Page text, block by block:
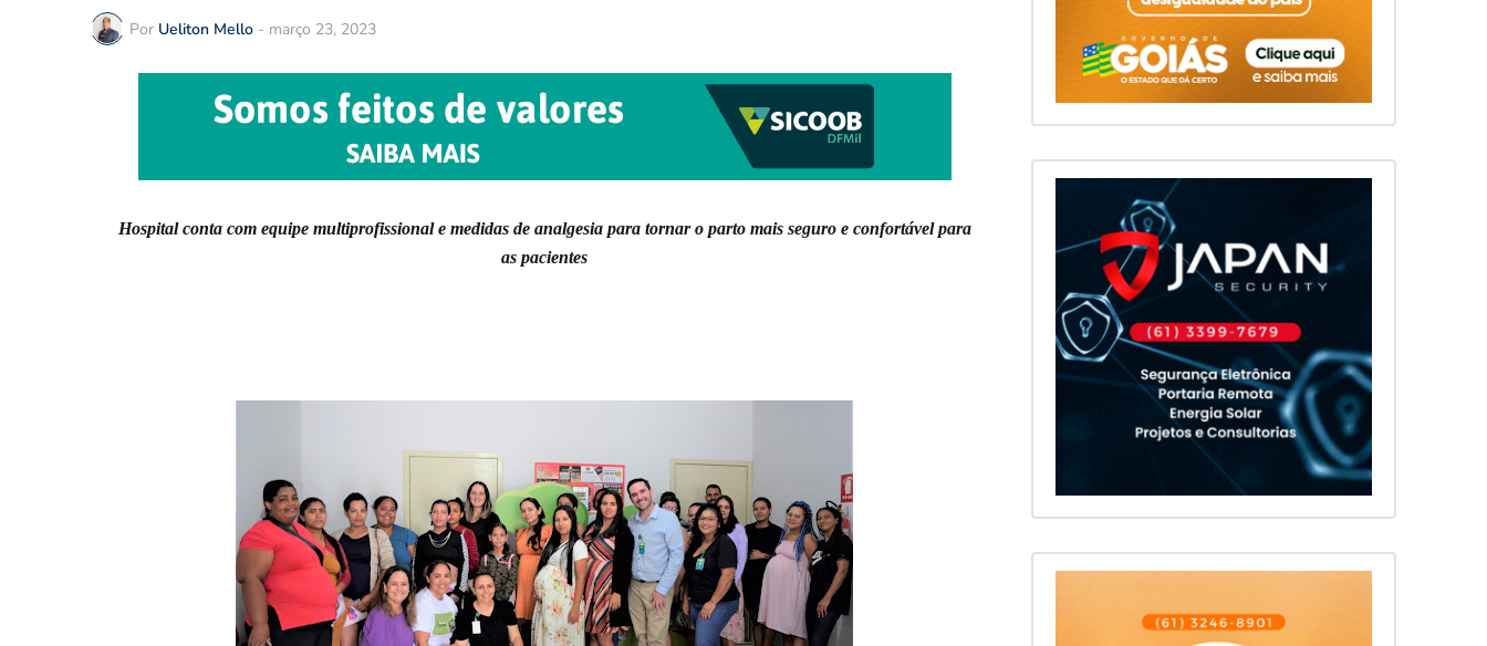
Por Ueliton Mello - março 23, 2023
Hospital conta com equipe multiprofissional e medidas de analgesia para tornar o parto mais seguro e confortável para
as pacientes